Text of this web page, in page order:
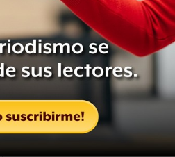
peluche ideada por H. Ty
peluches es que en lugar
o PVC estaban rellenos de
y por eso tenían una
movimiento.